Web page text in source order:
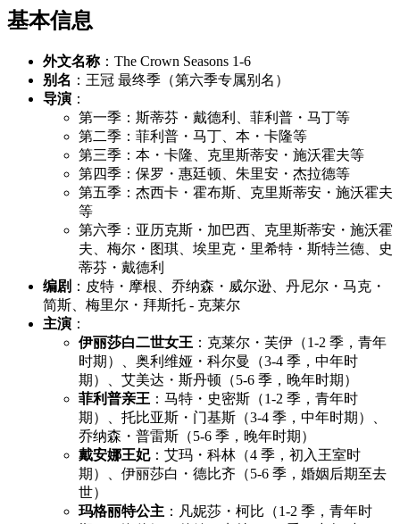
基本信息
外文名称：The Crown Seasons 1-6
别名 ：王冠 最终季（第六季专属别名）
导演 ：
第一季：斯蒂芬・戴德利、菲利普・马丁等
第二季：菲利普・马丁、本・卡隆等
第三季：本・卡隆、克里斯蒂安・施沃霍夫等
第四季：保罗・惠廷顿、朱里安・杰拉德等
第五季：杰西卡・霍布斯、克里斯蒂安・施沃霍夫
等
第六季：亚历克斯・加巴西、克里斯蒂安・施沃霍
夫、梅尔・图琪、埃里克・里希特・斯特兰德、史
蒂芬・戴德利
编剧 ：皮特・摩根、乔纳森・威尔逊、丹尼尔・马克・
简斯、梅里尔・拜斯托 - 克莱尔
主演 ：
伊丽莎白二世女王 ：克莱尔・芙伊（1-2 季，青年
时期）、奥利维娅・科尔曼（3-4 季，中年时
期）、艾美达・斯丹顿（5-6 季，晚年时期）
菲利普亲王 ：马特・史密斯（1-2 季，青年时
期）、托比亚斯・门基斯（3-4 季，中年时期）、
乔纳森・普雷斯（5-6 季，晚年时期）
戴安娜王妃：艾玛・科林（4 季，初入王室时
期）、伊丽莎白・德比齐（5-6 季，婚姻后期至去
世）
玛格丽特公主 ：凡妮莎・柯比（1-2 季，青年时